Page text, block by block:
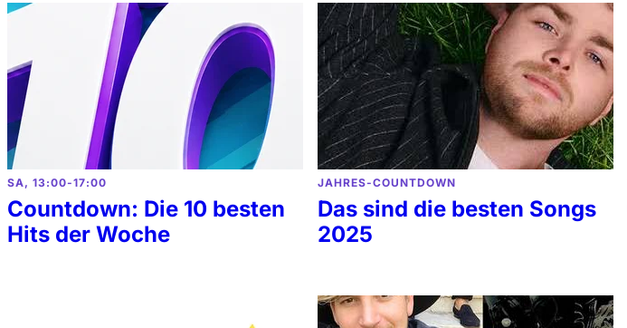
SA, 13:00-17:00
Countdown: Die 10 besten
Hits der Woche
JAHRES-COUNTDOWN
Das sind die besten Songs
2025